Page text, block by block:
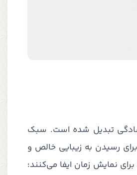
سادگی تبدیل شده است. سبک
رسیدن به زیبایی خالص و
نمایش زمان ایفا می‌کنند؛